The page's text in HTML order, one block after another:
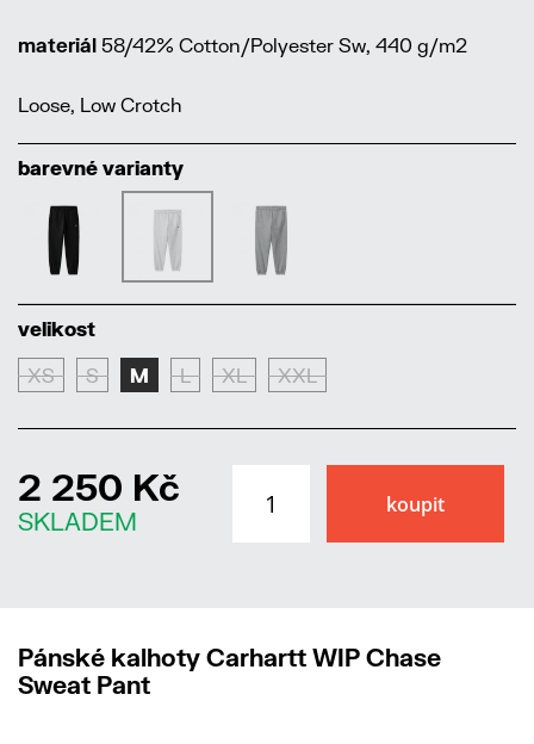
materiál 58/42% Cotton/Polyester Sw, 440 g/m2
Loose, Low Crotch
barevné varianty
velikost
XS S M L XL XXL
2 250 Kč
SKLADEM
Pánské kalhoty Carhartt WIP Chase
Sweat Pant